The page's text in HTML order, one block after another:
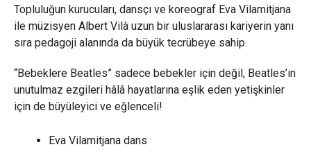
Topluluğun kurucuları, dansçı ve koreograf Eva Vilamitjana
ile müzisyen Albert Vilà uzun bir uluslararası kariyerin yanı
sıra pedagoji alanında da büyük tecrübeye sahip.
“Bebeklere Beatles” sadece bebekler için değil, Beatles’ın
unutulmaz ezgileri hâlâ hayatlarına eşlik eden yetişkinler
için de büyüleyici ve eğlenceli!
Eva Vilamitjana dans